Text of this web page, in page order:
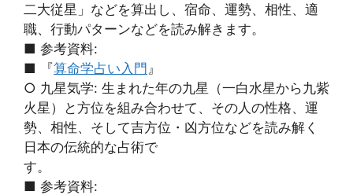
二大従星」などを算出し、宿命、運勢、相性、適
職、行動パターンなどを読み解きます。
■ 参考資料:
■ 『算命学占い入門 』
○ 九星気学: 生まれた年の九星（一白水星から九紫
火星）と方位を組み合わせて、その人の性格、運
勢、相性、そして吉方位・凶方位などを読み解く
日本の伝統的な占術で
す。
■ 参考資料: